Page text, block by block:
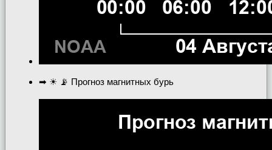
➡ ☀ 📡 Прогноз магнитных бурь